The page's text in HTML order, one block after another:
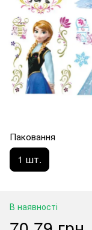
Паковання
1 шт.
В наявності